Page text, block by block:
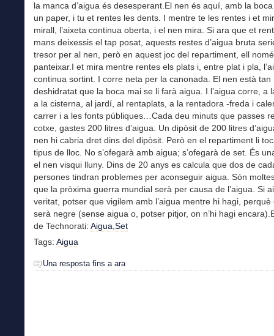
la manca d’aigua és desesperant.El nen és aquí, amb la
un paper, i tu et rentes les dents. I mentre te les rentes i et
mirall, l’aixeta continua oberta, i el nen mira. Si ara que et
mans deixessis el tap posat, aquests restes d’aigua bruta
tresor per al nen, però en aquest joc del repartiment, ell
panteixar.I et mira mentre rentes els plats i, entre plat i pla,
continua sortint. I corre neta per la canonada. El nen està tan
deshidratat que la boca mai se li farà aigua. I l’aigua corre, a
a la cisterna, al jardí, al rentaplats, a la rentadora -freda i
carrer i a les fonts públiques…Cada deu minuts que passes
cotxe, gastes 200 litres d’aigua. Un dipòsit de 200 litres
nen hi cabria dret dins del dipòsit. Però en el repartiment li
tipus de lloc. No s’ofegarà amb aigua; s’ofegarà de set. És
el nen visqui lluny. Dins de 20 anys es calcula que dos de
persones tindran problemes per aconseguir aigua. Són
que la pròxima guerra mundial serà per causa de l’aigua. Si
veritat, potser que vigilem amb l’aigua mentre hi hagi, perquè
serà negre (sense aigua o, potser pitjor, on n’hi hagi
de Technorati: Aigua Set
Tags: Aigua
Una resposta fins a ara